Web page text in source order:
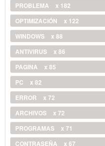
PROBLEMA
x 182
OPTIMIZACIÓN
x 122
WINDOWS
x 88
ANTIVIRUS
x 86
PAGINA
x 85
PC
x 82
ERROR
x 72
ARCHIVOS
x 72
PROGRAMAS
x 71
CONTRASEÑA
x 67